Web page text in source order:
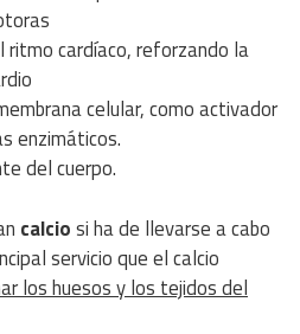
ritmo cardíaco, reforzando la
celular, como activador
enzimáticos.
del cuerpo.
calciosi ha de llevarse a cabo
servicio que el calcio
los huesos y los tejidos del